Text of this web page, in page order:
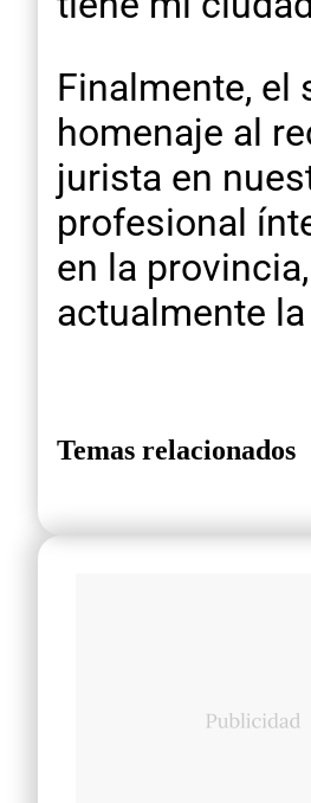
Finalmente, el
homenaje al
jurista en
profesional
en la
actualmente
Temas relacionados